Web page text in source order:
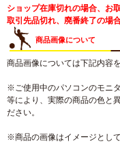
ショップ在庫切れの場合、お
取引先品切れ、廃番終了の場
商品画像について
商品画像については下記内容
※ご使用中のパソコンのモニ
等により、実際の商品の色と
ださい。
※商品の画像はイメージとして